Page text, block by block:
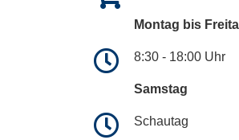
Montag bis
8:30 - 18:00 Uhr
Samstag
Schautag